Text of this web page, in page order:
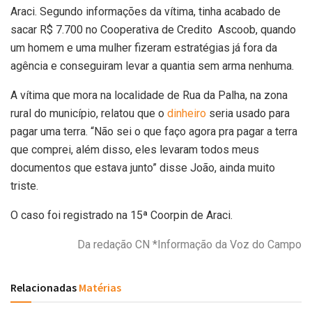
Araci. Segundo informações da vítima, tinha acabado de
sacar R$ 7.700 no Cooperativa de Credito Ascoob, quando
um homem e uma mulher fizeram estratégias já fora da
agência e conseguiram levar a quantia sem arma nenhuma.
A vítima que mora na localidade de Rua da Palha, na zona
rural do município, relatou que o dinheiro seria usado para
pagar uma terra. “Não sei o que faço agora pra pagar a terra
que comprei, além disso, eles levaram todos meus
documentos que estava junto” disse João, ainda muito
triste.
O caso foi registrado na 15ª Coorpin de Araci.
Da redação CN *Informação da Voz do Campo
Relacionadas Matérias